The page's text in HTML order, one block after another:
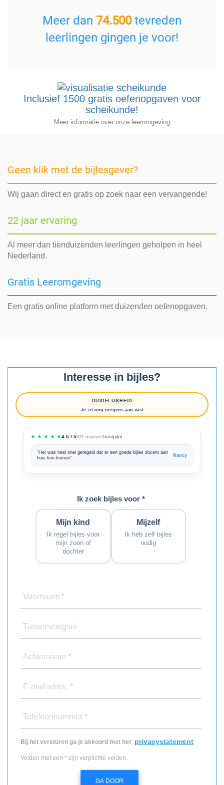
Meer dan 74.500tevreden
leerlingen gingen je voor!
Inclusief 1500 gratis oefenopgaven voor
scheikunde!
Meer informatie over onze leeromgeving
Geen klik met de bijlesgever?
Wij gaan direct en gratis op zoek naar een vervangende!
22 jaar ervaring
Al meer dan tienduizenden leerlingen geholpen in heel
Nederland.
Gratis Leeromgeving
Een gratis online platform met duizenden oefenopgaven.
Interesse in bijles?
DUIDELIJKHEID
Je zit nog nergens aan vast
★ ★ ★ ★ ★4.5 / 5931 reviewsTrustpilot
“Het was heel snel geregeld dat er een goede bijles docent aan
huis kon komen”
Nancy
Ik zoek bijles voor *
Mijn kind
Ik regel bijles voor
mijn zoon of
dochter
Mijzelf
Ik heb zelf bijles
nodig
Voornaam *
Tussenvoegsel
Achternaam *
E-mailadres *
Telefoonnummer *
Bij het versturen ga je akkoord met het privacystatement
Velden met een * zijn verplichte velden.
GA DOOR